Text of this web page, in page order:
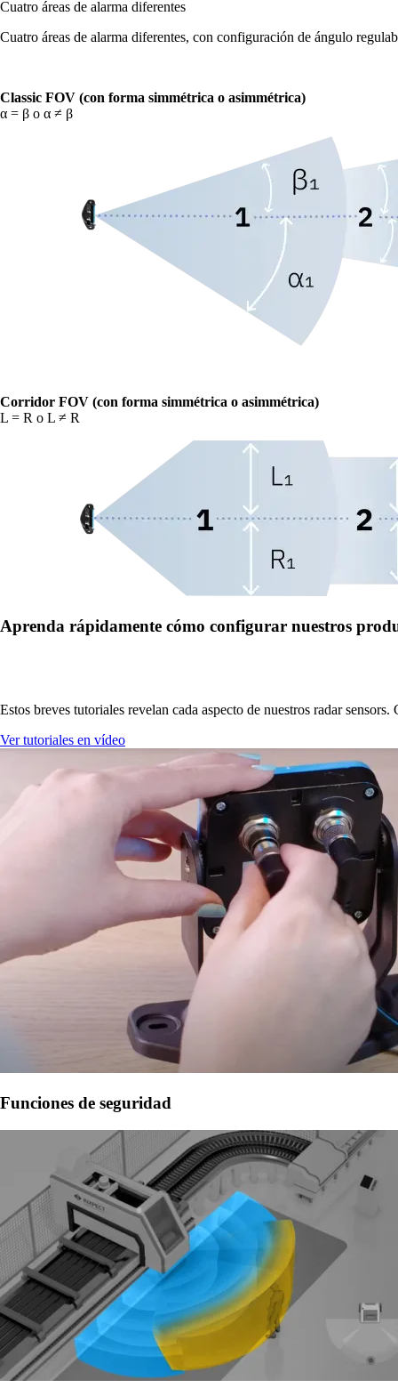
Cuatro áreas de alarma diferentes
Cuatro áreas de alarma diferentes, con configuración de ángulo
Classic FOV (con forma simmétrica o asimmétrica)
α = β o α ≠ β
Corridor FOV (con forma simmétrica o asimmétrica)
L = R o L ≠ R
Aprenda rápidamente cómo configurar nuestros
Estos breves tutoriales revelan cada aspecto de nuestros radar
Ver tutoriales en vídeo
Funciones de seguridad